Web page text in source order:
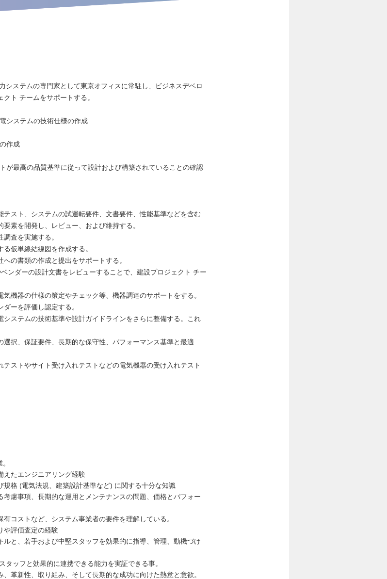
システムの専門家として東京オフィスに常駐し、ビジネスデベロ
ト チームをサポートする。
システムの技術仕様の作成
作成
が最高の品質基準に従って設計および構築されていることの確認
テスト、システムの試運転要件、文書要件、性能基準などを含む
素を開発し、レビュー、および維持する。
調査を実施する。
る仮単線結線図を作成する。
への書類の作成と提出をサポートする。
ンダーの設計文書をレビューすることで、建設プロジェクト チー
気機器の仕様の策定やチェック等、機器調達のサポートをする。
ダーを評価し認定する。
システムの技術基準や設計ガイドラインをさらに整備する。これ
選択、保証要件、長期的な保守性、パフォーマンス基準と最適
テストやサイト受け入れテストなどの電気機器の受け入れテスト
えたエンジニアリング経験
規格 (電気法規、建築設計基準など) に関する十分な知識
考慮事項、長期的な運用とメンテナンスの問題、価格とパフォー
コストなど、システム事業者の要件を理解している。
や評価査定の経験
ルと、若手および中堅スタッフを効果的に指導、管理、動機づけ
タッフと効果的に連携できる能力を実証できる事。
、革新性、取り組み、そして長期的な成功に向けた熱意と意欲。